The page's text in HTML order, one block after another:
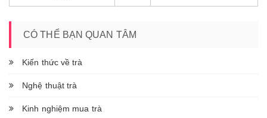
CÓ THỂ BẠN QUAN TÂM
Kiến thức về trà
Nghệ thuật trà
Kinh nghiệm mua trà